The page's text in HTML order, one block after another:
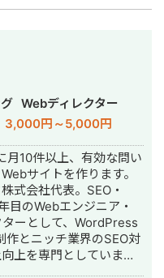
Webディレクター
3,000円～5,000円
月10件以上、有効な問い
サイトを作ります。
式会社代表。SEO・
目のWebエンジニア・
ーとして、WordPress
作とニッチ業界のSEO対
上を専門としていま